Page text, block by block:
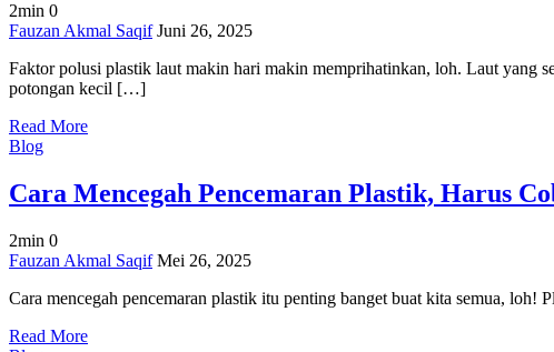
2min 0
on
Polusi
Plastik
Harus
Tahu
Cegah!
Fauzan Akmal Saqif Juni 26, 2025
Faktor polusi plastik laut makin hari makin memprihatinkan, loh. Laut yang
potongan kecil […]
Read More
Blog
Cara Mencegah Pencemaran Plastik, Harus
2min 0
on
Mencegah
Plastik,
Fauzan Akmal Saqif Mei 26, 2025
Cara mencegah pencemaran plastik itu penting banget buat kita semua,
Read More